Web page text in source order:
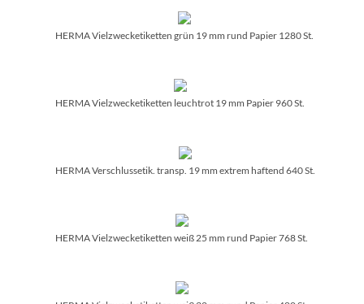
HERMA Vielzwecketiketten grün 19 mm rund Papier 1280 St.
HERMA Vielzwecketiketten leuchtrot 19 mm Papier 960 St.
HERMA Verschlussetik. transp. 19 mm extrem haftend 640 St.
HERMA Vielzwecketiketten weiß 25 mm rund Papier 768 St.